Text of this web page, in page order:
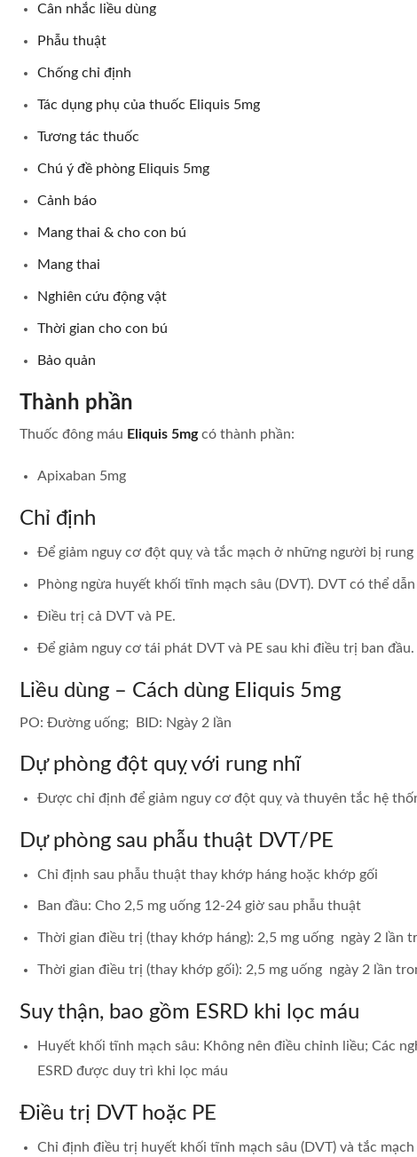
Cân nhắc liều dùng
Phẫu thuật
Chống chỉ định
Tác dụng phụ của thuốc Eliquis 5mg
Tương tác thuốc
Chú ý đề phòng Eliquis 5mg
Cảnh báo
Mang thai & cho con bú
Mang thai
Nghiên cứu động vật
Thời gian cho con bú
Bảo quản
Thành phần
Thuốc đông máu Eliquis 5mgcó thành phần:
Apixaban 5mg
Chỉ định
Để giảm nguy cơ đột quỵ và tắc mạch ở những người bị
Phòng ngừa huyết khối tĩnh mạch sâu (DVT). DVT có thể
Điều trị cả DVT và PE.
Để giảm nguy cơ tái phát DVT và PE sau khi điều trị ban đầu.
Liều dùng – Cách dùng Eliquis 5mg
PO: Đường uống; BID: Ngày 2 lần
Dự phòng đột quỵ với rung nhĩ
Được chỉ định để giảm nguy cơ đột quỵ và thuyên tắc hệ
Dự phòng sau phẫu thuật DVT/PE
Chỉ định sau phẫu thuật thay khớp háng hoặc khớp gối
Ban đầu: Cho 2,5 mg uống 12-24 giờ sau phẫu thuật
Thời gian điều trị (thay khớp háng): 2,5 mg uống ngày 2 lần
Thời gian điều trị (thay khớp gối): 2,5 mg uống ngày 2 lần
Suy thận, bao gồm ESRD khi lọc máu
Huyết khối tĩnh mạch sâu: Không nên điều chỉnh liều; Các
ESRD được duy trì khi lọc máu
Điều trị DVT hoặc PE
Chỉ định điều trị huyết khối tĩnh mạch sâu (DVT) và tắc mạch